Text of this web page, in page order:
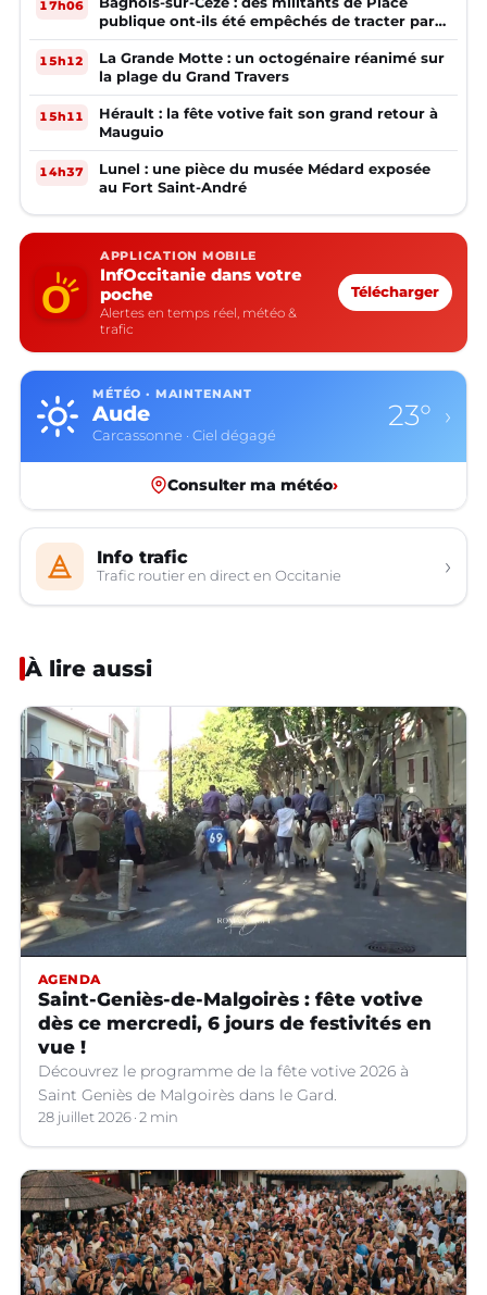
17h06
publique ont-ils été empêchés de tracter par
la mairie ?
15h12
La Grande Motte : un octogénaire réanimé sur
la plage du Grand Travers
15h11
Hérault : la fête votive fait son grand retour à
Mauguio
14h37
Lunel : une pièce du musée Médard exposée
au Fort Saint-André
APPLICATION MOBILE
InfOccitanie dans votre
poche
Alertes en temps réel, météo &
trafic
Télécharger
MÉTÉO · MAINTENANT
Aude
Carcassonne · Ciel dégagé
23° ›
Consulter ma météo›
Info trafic
Trafic routier en direct en Occitanie ›
À lire aussi
AGENDA
Saint-Geniès-de-Malgoirès : fête votive
dès ce mercredi, 6 jours de festivités en
vue !
Découvrez le programme de la fête votive 2026 à
Saint Geniès de Malgoirès dans le Gard.
28 juillet 2026 2 min